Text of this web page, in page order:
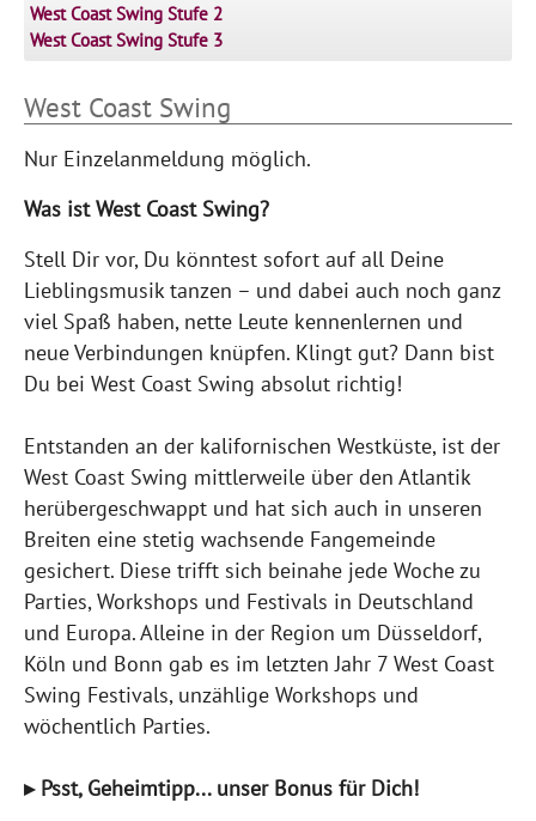
West Coast Swing Stufe 2
West Coast Swing Stufe 3
West Coast Swing
Nur Einzelanmeldung möglich.
Was ist West Coast Swing?
Stell Dir vor, Du könntest sofort auf all Deine
Lieblingsmusik tanzen – und dabei auch noch ganz
viel Spaß haben, nette Leute kennenlernen und
neue Verbindungen knüpfen. Klingt gut? Dann bist
Du bei West Coast Swing absolut richtig!
Entstanden an der kalifornischen Westküste, ist der
West Coast Swing mittlerweile über den Atlantik
herübergeschwappt und hat sich auch in unseren
Breiten eine stetig wachsende Fangemeinde
gesichert. Diese trifft sich beinahe jede Woche zu
Parties, Workshops und Festivals in Deutschland
und Europa. Alleine in der Region um Düsseldorf,
Köln und Bonn gab es im letzten Jahr 7 West Coast
Swing Festivals, unzählige Workshops und
wöchentlich Parties.
▸ Psst, Geheimtipp... unser Bonus für Dich!